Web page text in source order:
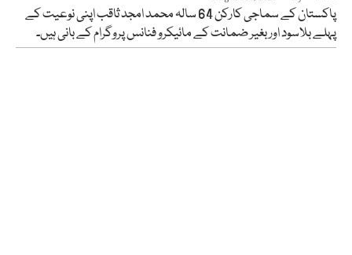
پاکستان کے سماجی کارکن 64 سالہ محمد امجد ثاقب اپنی نوعیت کے
پہلے بلاسود اور بغیر ضمانت کے مائیکرو فنانس پروگرام کے بانی ہیں۔